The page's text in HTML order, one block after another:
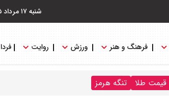
شنبه ۱۷ مرداد ۱۴۰۵
فرهنگ و هنر ورزش روایت فردا
قیمت طلا تنگه هرمز